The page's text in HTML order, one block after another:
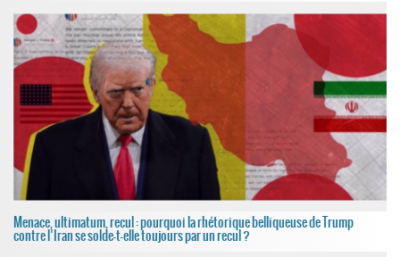
Menace, ultimatum, recul : pourquoi la rhétorique belliqueuse de Trump
contre l’Iran se solde-t-elle toujours par un recul ?